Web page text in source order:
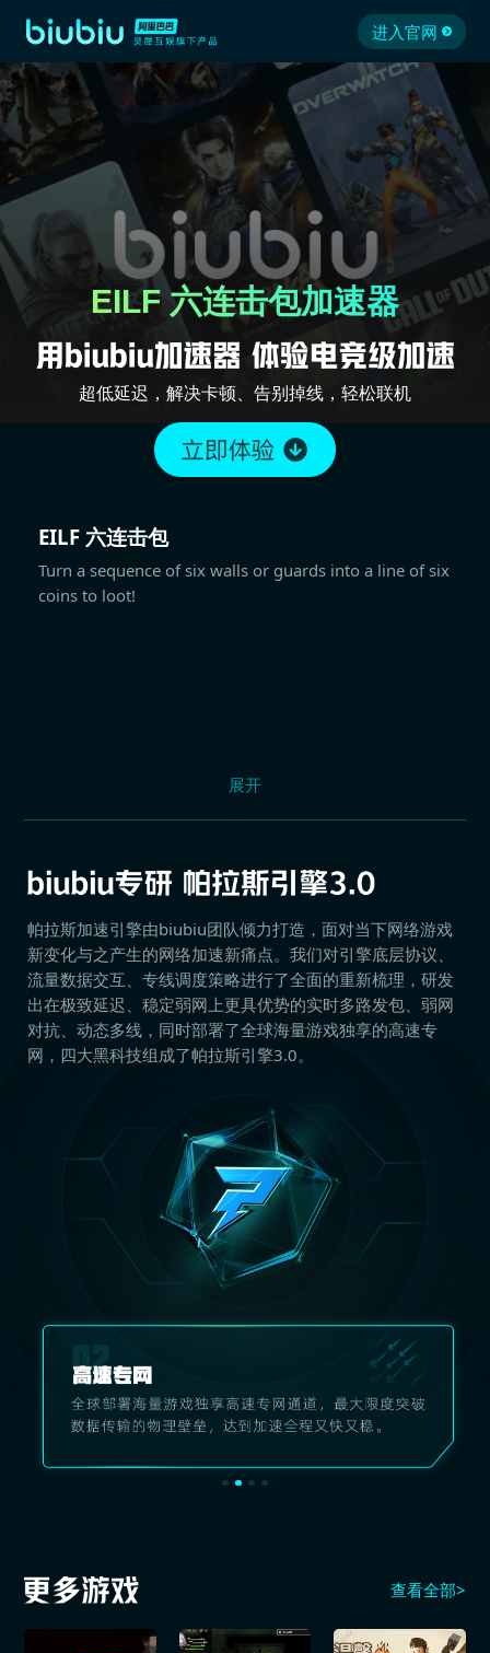
进入官网
EILF 六连击包加速器
超低延迟，解决卡顿、告别掉线，轻松联机
EILF 六连击包
Turn a sequence of six walls or guards into a line of six
coins to loot!
展开
帕拉斯加速引擎由biubiu团队倾力打造，面对当下网络游戏
新变化与之产生的网络加速新痛点。我们对引擎底层协议、
流量数据交互、专线调度策略进行了全面的重新梳理，研发
出在极致延迟、稳定弱网上更具优势的实时多路发包、弱网
对抗、动态多线，同时部署了全球海量游戏独享的高速专
网，四大黑科技组成了帕拉斯引擎3.0。
查看全部>